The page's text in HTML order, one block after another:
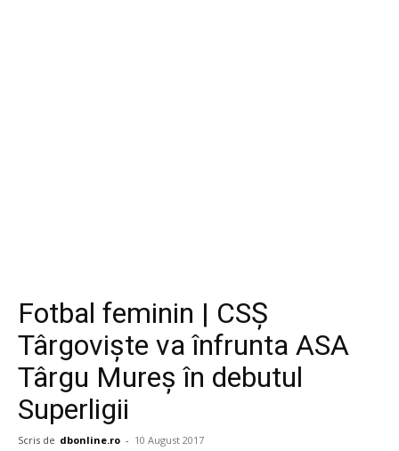
Fotbal feminin | CSȘ
Târgoviște va înfrunta ASA
Târgu Mureș în debutul
Superligii
Scris de dbonline.ro - 10 August 2017